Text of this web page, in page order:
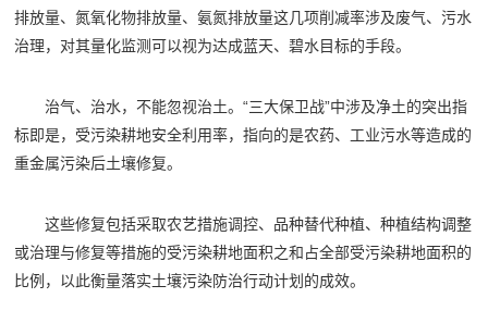
排放量、氮氧化物排放量、氨氮排放量这几项削减率涉及废气、污水
治理，对其量化监测可以视为达成蓝天、碧水目标的手段。
治气、治水，不能忽视治土。“三大保卫战”中涉及净土的突出指
标即是，受污染耕地安全利用率，指向的是农药、工业污水等造成的
重金属污染后土壤修复。
这些修复包括采取农艺措施调控、品种替代种植、种植结构调整
或治理与修复等措施的受污染耕地面积之和占全部受污染耕地面积的
比例，以此衡量落实土壤污染防治行动计划的成效。